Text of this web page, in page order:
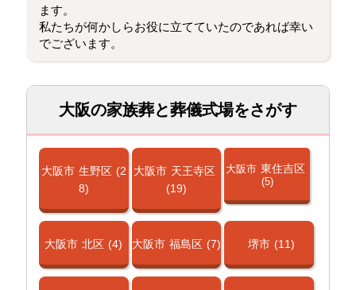
ます。
私たちが何かしらお役に立てていたのであれば幸い
でございます。
大阪の家族葬と葬儀式場をさがす
大阪市 生野区 (2
8)
大阪市 天王寺区
(19)
大阪市 東住吉区
(5)
大阪市 北区 (4) 大阪市 福島区 (7) 堺市 (11)